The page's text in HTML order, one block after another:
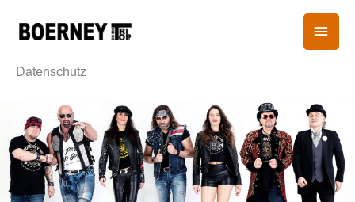
Inhalt
Datenschutz